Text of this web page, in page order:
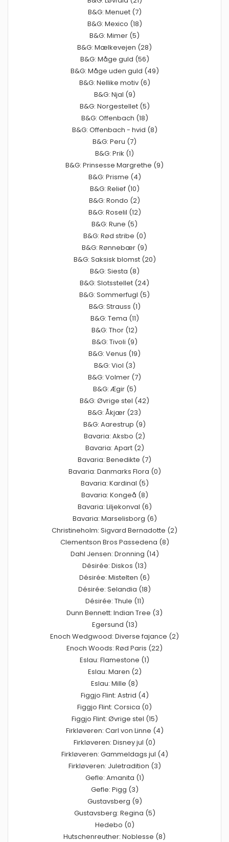
B&G: Menuet (7)
B&G: Mexico (18)
B&G: Mimer (5)
B&G: Mælkevejen (28)
B&G: Måge guld (56)
B&G: Måge uden guld (49)
B&G: Nellike motiv (6)
B&G: Njal (9)
B&G: Norgestellet (5)
B&G: Offenbach (18)
B&G: Offenbach - hvid (8)
B&G: Peru (7)
B&G: Prik (1)
B&G: Prinsesse Margrethe (9)
B&G: Prisme (4)
B&G: Relief (10)
B&G: Rondo (2)
B&G: Roselil (12)
B&G: Rune (5)
B&G: Rød stribe (0)
B&G: Rønnebær (9)
B&G: Saksisk blomst (20)
B&G: Siesta (8)
B&G: Slotsstellet (24)
B&G: Sommerfugl (5)
B&G: Strauss (1)
B&G: Tema (11)
B&G: Thor (12)
B&G: Tivoli (9)
B&G: Venus (19)
B&G: Viol (3)
B&G: Volmer (7)
B&G: Ægir (5)
B&G: Øvrige stel (42)
B&G: Åkjær (23)
B&G: Aarestrup (9)
Bavaria: Aksbo (2)
Bavaria: Apart (2)
Bavaria: Benedikte (7)
Bavaria: Danmarks Flora (0)
Bavaria: Kardinal (5)
Bavaria: Kongeå (8)
Bavaria: Liljekonval (6)
Bavaria: Marselisborg (6)
Christineholm: Sigvard Bernadotte (2)
Clementson Bros Passedena (8)
Dahl Jensen: Dronning (14)
Désirée: Diskos (13)
Désirée: Mistelten (6)
Désirée: Selandia (18)
Désirée: Thule (11)
Dunn Bennett: Indian Tree (3)
Egersund (13)
Enoch Wedgwood: Diverse fajance (2)
Enoch Woods: Rød Paris (22)
Eslau: Flamestone (1)
Eslau: Maren (2)
Eslau: Mille (8)
Figgjo Flint: Astrid (4)
Figgjo Flint: Corsica (0)
Figgjo Flint: Øvrige stel (15)
Firkløveren: Carl von Linne (4)
Firkløveren: Disney jul (0)
Firkløveren: Gammeldags jul (4)
Firkløveren: Juletradition (3)
Gefle: Amanita (1)
Gefle: Pigg (3)
Gustavsberg (9)
Gustavsberg: Regina (5)
Hedebo (0)
Hutschenreuther: Noblesse (8)